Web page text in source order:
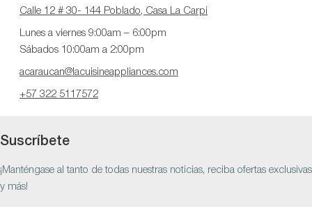
Calle 12 # 30- 144 Poblado, Casa La Carpi
Lunes a viernes 9:00am – 6:00pm
Sábados 10:00am a 2:00pm
acaraucan@lacuisineappliances.com
+57 322 5117572
Suscríbete
¡Manténgase al tanto de todas nuestras noticias, reciba ofertas exclusivas
y más!